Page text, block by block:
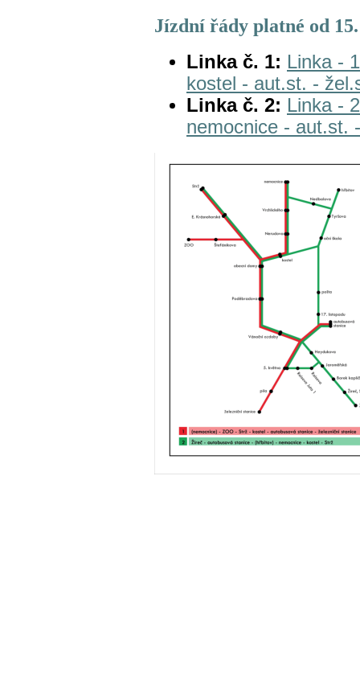
Jízdní řády platné od 15.
Linka č. 1: Linka -
kostel - aut.st. -
Linka č. 2: Linka -
nemocnice - aut.st.